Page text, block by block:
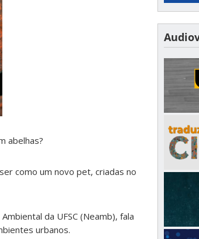
abelhas?
como um novo pet, criadas no
da UFSC (Neamb), fala
urbanos.